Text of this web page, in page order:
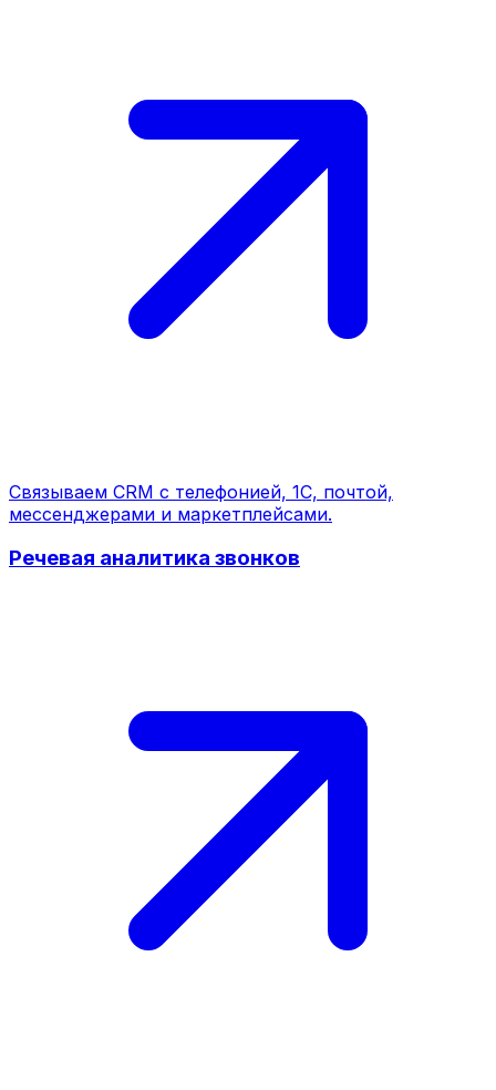
Связываем CRM с телефонией, 1С, почтой,
мессенджерами и маркетплейсами.
Речевая аналитика звонков